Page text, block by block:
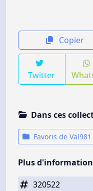
Copier
Twitter
Dans ces
Favoris de Val981
Plus d'information
320522